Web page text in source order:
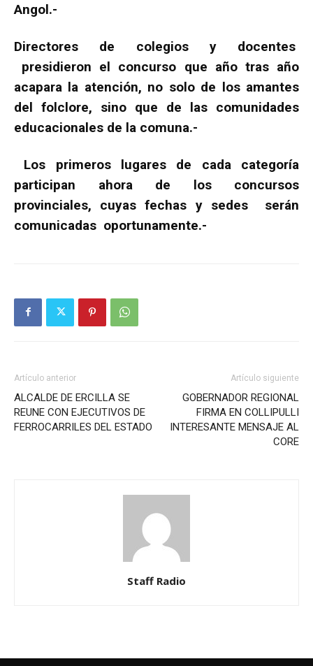
Angol.-
Directores de colegios y docentes
presidieron el concurso que año tras año
acapara la atención, no solo de los amantes
del folclore, sino que de las comunidades
educacionales de la comuna.-
Los primeros lugares de cada categoría
participan ahora de los concursos
provinciales, cuyas fechas y sedes serán
comunicadas oportunamente.-
Artículo anterior
ALCALDE DE ERCILLA SE
REUNE CON EJECUTIVOS DE
FERROCARRILES DEL ESTADO
Artículo siguiente
GOBERNADOR REGIONAL
FIRMA EN COLLIPULLI
INTERESANTE MENSAJE AL
CORE
Staff Radio